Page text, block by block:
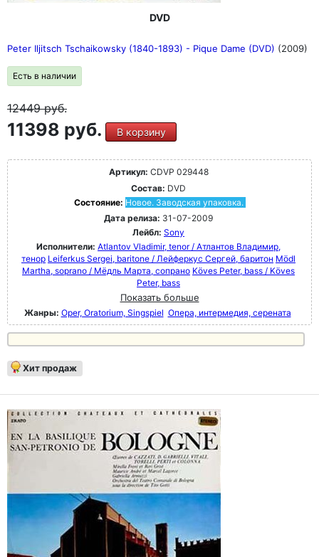
DVD
Peter Iljitsch Tschaikowsky (1840-1893) - Pique Dame (DVD) (2009)
Есть в наличии
12449руб.
11398 руб. В корзину
Артикул: CDVP 029448
Состав: DVD
Состояние: Новое. Заводская упаковка.
Дата релиза: 31-07-2009
Лейбл: Sony
Исполнители: Atlantov Vladimir, tenor / Атлантов Владимир,
тенор Leiferkus Sergei, baritone / Лейферкус Сергей, баритон Mödl
Martha, soprano / Мёдль Марта, сопрано Köves Peter, bass / Köves
Peter, bass
Показать больше
Жанры: Oper, Oratorium, Singspiel Опера, интермедия, серената
Хит продаж